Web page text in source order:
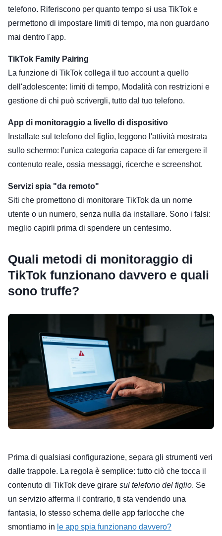
telefono. Riferiscono per quanto tempo si usa TikTok e
permettono di impostare limiti di tempo, ma non guardano
mai dentro l'app.
TikTok Family Pairing
La funzione di TikTok collega il tuo account a quello
dell'adolescente: limiti di tempo, Modalità con restrizioni e
gestione di chi può scrivergli, tutto dal tuo telefono.
App di monitoraggio a livello di dispositivo
Installate sul telefono del figlio, leggono l'attività mostrata
sullo schermo: l'unica categoria capace di far emergere il
contenuto reale, ossia messaggi, ricerche e screenshot.
Servizi spia "da remoto"
Siti che promettono di monitorare TikTok da un nome
utente o un numero, senza nulla da installare. Sono i falsi:
meglio capirli prima di spendere un centesimo.
Quali metodi di monitoraggio di
TikTok funzionano davvero e quali
sono truffe?
Prima di qualsiasi configurazione, separa gli strumenti veri
dalle trappole. La regola è semplice: tutto ciò che tocca il
contenuto di TikTok deve girare sul telefono del figlio. Se
un servizio afferma il contrario, ti sta vendendo una
fantasia, lo stesso schema delle app farlocche che
smontiamo in le app spia funzionano davvero?